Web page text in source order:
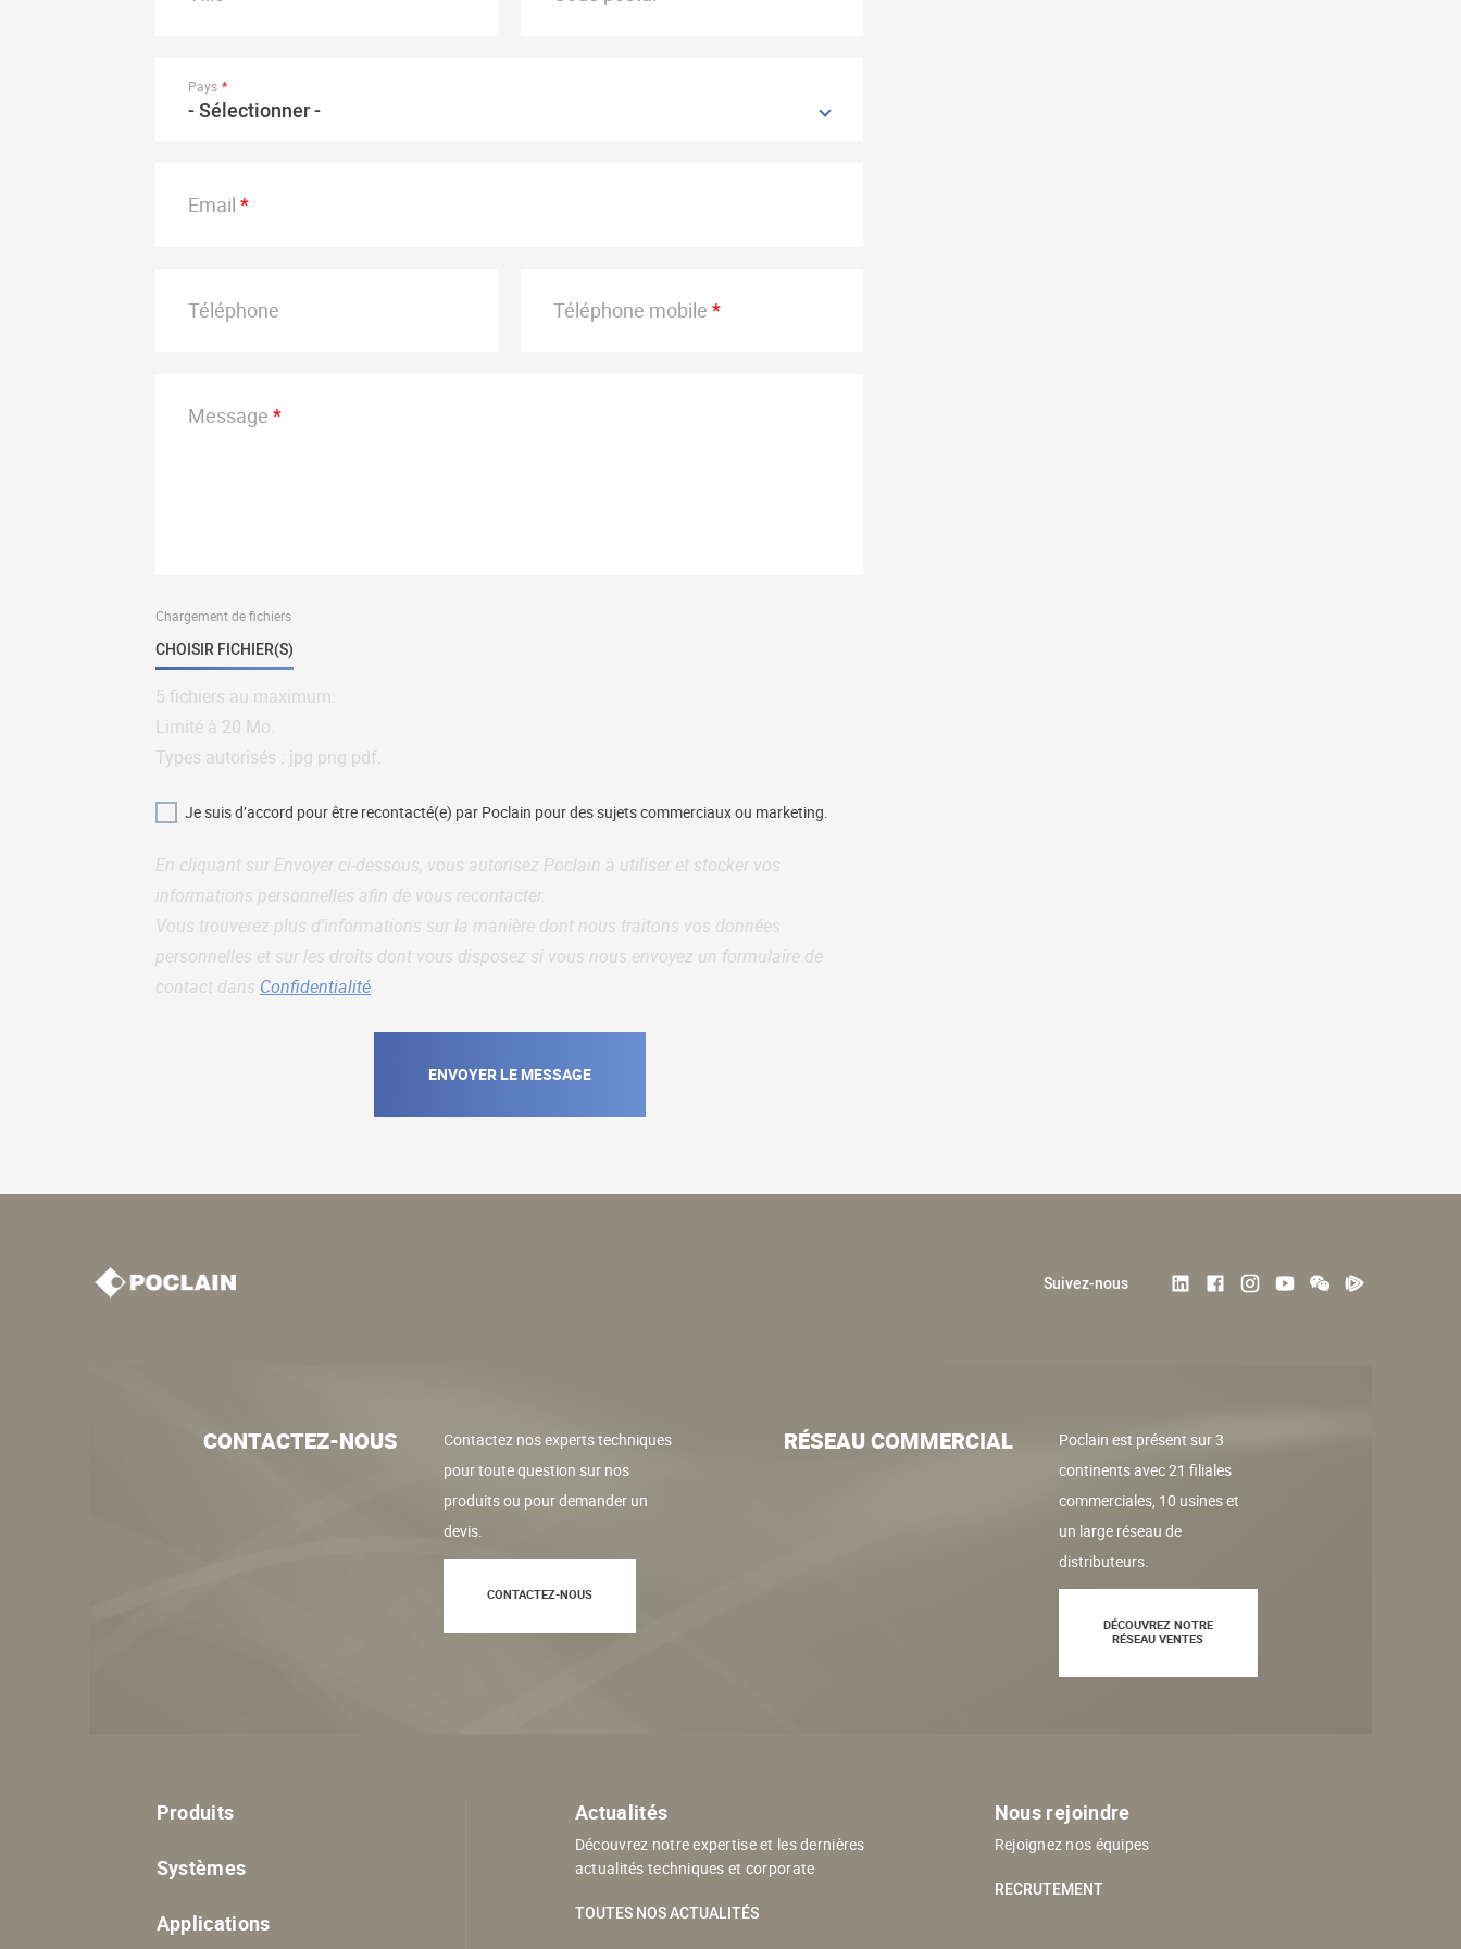
Pays
- Sélectionner -
Email
Téléphone Téléphone mobile
Message
Chargement de fichiers
CHOISIR FICHIER(S)
5 fichiers au maximum.
Limité à 20 Mo.
Types autorisés : jpg png pdf.
Je suis d’accord pour être recontacté(e) par Poclain pour des sujets commerciaux ou marketing.
En cliquant sur Envoyer ci-dessous, vous autorisez Poclain à utiliser et stocker vos
informations personnelles afin de vous recontacter.
Vous trouverez plus d'informations sur la manière dont nous traitons vos données
personnelles et sur les droits dont vous disposez si vous nous envoyez un formulaire de
contact dans Confidentialité.
Suivez-nous
CONTACTEZ-NOUS
Contactez nos experts techniques
pour toute question sur nos
produits ou pour demander un
devis.
CONTACTEZ-NOUS
RÉSEAU COMMERCIAL
Poclain est présent sur 3
continents avec 21 filiales
commerciales, 10 usines et
un large réseau de
distributeurs.
DÉCOUVREZ NOTRE
RÉSEAU VENTES
Produits
Systèmes
Applications
Actualités
Découvrez notre expertise et les dernières
actualités techniques et corporate
TOUTES NOS ACTUALITÉS
Nous rejoindre
Rejoignez nos équipes
RECRUTEMENT